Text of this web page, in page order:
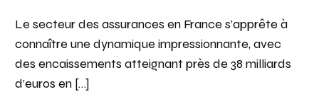
Le secteur des assurances en France s’apprête à
connaître une dynamique impressionnante, avec
des encaissements atteignant près de 38 milliards
d’euros en […]